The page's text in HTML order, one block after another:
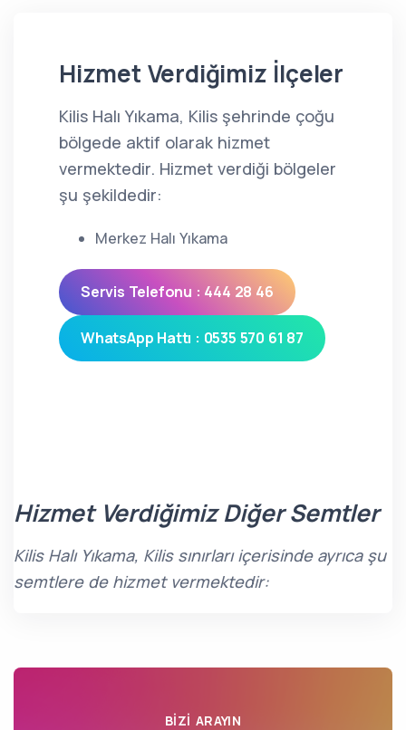
Hizmet Verdiğimiz İlçeler
Kilis Halı Yıkama, Kilis şehrinde çoğu
bölgede aktif olarak hizmet
vermektedir. Hizmet verdiği bölgeler
şu şekildedir:
Merkez Halı Yıkama
Servis Telefonu : 444 28 46
WhatsApp Hattı : 0535 570 61 87
Hizmet Verdiğimiz Diğer Semtler
Kilis Halı Yıkama, Kilis sınırları içerisinde ayrıca şu
semtlere de hizmet vermektedir:
BIZI ARAYIN